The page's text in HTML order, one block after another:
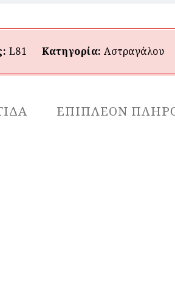
L81 Κατηγορία: Αστραγάλου
ΕΠΙΠΛΈΟΝ